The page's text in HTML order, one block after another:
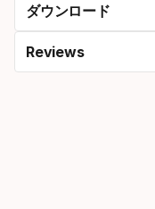
ダウンロード
Reviews